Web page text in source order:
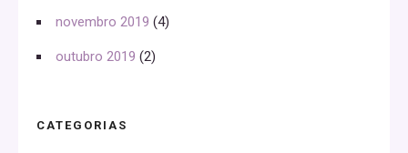
novembro 2019 (4)
outubro 2019 (2)
CATEGORIAS